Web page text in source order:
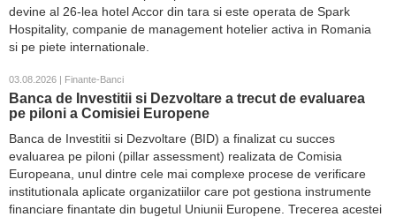
devine al 26-lea hotel Accor din tara si este operata de Spark
Hospitality, companie de management hotelier activa in Romania
si pe piete internationale.
03.08.2026 | Finante-Banci
Banca de Investitii si Dezvoltare a trecut de evaluarea
pe piloni a Comisiei Europene
Banca de Investitii si Dezvoltare (BID) a finalizat cu succes
evaluarea pe piloni (pillar assessment) realizata de Comisia
Europeana, unul dintre cele mai complexe procese de verificare
institutionala aplicate organizatiilor care pot gestiona instrumente
financiare finantate din bugetul Uniunii Europene. Trecerea acestei